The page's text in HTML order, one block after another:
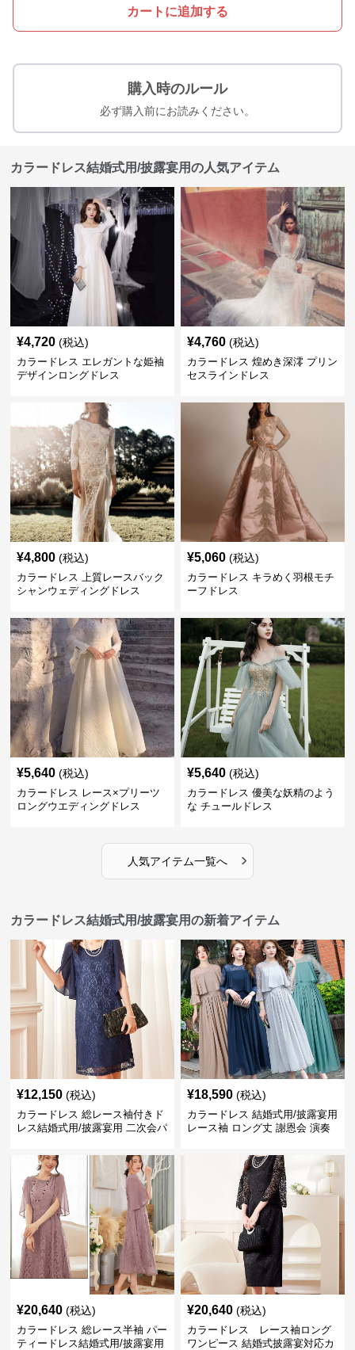
カートに追加する
購入時のルール
必ず購入前にお読みください。
カラードレス結婚式用/披露宴用の人気アイテム
¥4,720 (税込)
カラードレス エレガントな姫袖
デザインロングドレス
¥4,760 (税込)
カラードレス 煌めき深澪 プリン
セスラインドレス
¥4,800 (税込)
カラードレス 上質レースバック
シャンウェディングドレス
¥5,060 (税込)
カラードレス キラめく羽根モチ
ーフドレス
¥5,640 (税込)
カラードレス レース×プリーツ
ロングウエディングドレス
¥5,640 (税込)
カラードレス 優美な妖精のよう
な チュールドレス
人気アイテム一覧へ ›
カラードレス結婚式用/披露宴用の新着アイテム
¥12,150 (税込)
カラードレス 総レース袖付きド
レス結婚式用/披露宴用 二次会パ
¥18,590 (税込)
カラードレス 結婚式用/披露宴用
レース袖 ロング丈 謝恩会 演奏
¥20,640 (税込)
カラードレス 総レース半袖 パー
ティードレス結婚式用/披露宴用
¥20,640 (税込)
カラードレス レース袖ロング
ワンピース 結婚式披露宴対応カ